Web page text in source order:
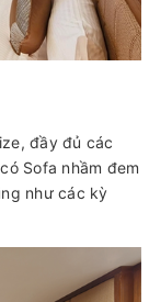
đầy đủ các
Sofa nhầm đem
như các kỳ